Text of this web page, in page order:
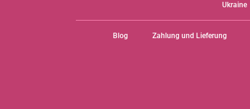
Ukraine
Blog Zahlung und Lieferung